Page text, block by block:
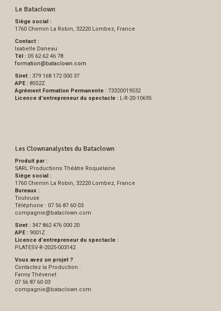
Le Bataclown
Siège social :
1760 Chemin La Robin, 32220 Lombez, France
Contact :
Isabelle Daneau
Tél : 05 62 62 46 78
formation@bataclown.com
Siret : 379 168 172 000 37
APE : 8552Z
Agrément Formation Permanente : 73320019532
Licence d’entrepreneur du spectacle : L-R-20-10695
Les Clownanalystes du Bataclown
Produit par :
SARL Productions Théâtre Roquelaine
Siège social :
1760 Chemin La Robin, 32220 Lombez, France
Bureaux :
Toulouse
Téléphone : 07 56 87 60 03
compagnie@bataclown.com
Siret : 347 862 476 000 20
APE : 9001Z
Licence d’entrepreneur du spectacle :
PLATESV-R-2025-003142
Vous avez un projet ?
Contactez la Production :
Fanny Thévenet
07 56 87 60 03
compagnie@bataclown.com